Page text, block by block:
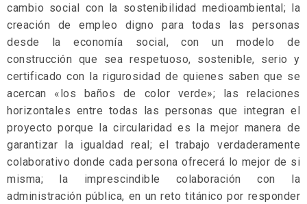
cambio social con la sostenibilidad medioambiental; la
creación de empleo digno para todas las personas
desde la economía social, con un modelo de
construcción que sea respetuoso, sostenible, serio y
certificado con la rigurosidad de quienes saben que se
acercan «los baños de color verde»; las relaciones
horizontales entre todas las personas que integran el
proyecto porque la circularidad es la mejor manera de
garantizar la igualdad real; el trabajo verdaderamente
colaborativo donde cada persona ofrecerá lo mejor de si
misma; la imprescindible colaboración con la
administración pública, en un reto titánico por responder